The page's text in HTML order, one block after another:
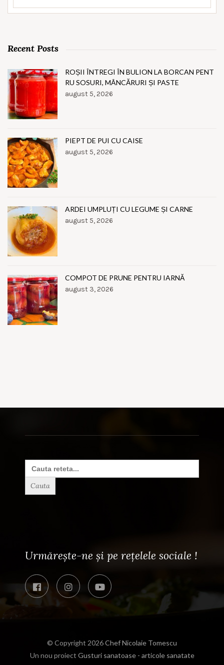
Recent Posts
ROȘII ÎNTREGI ÎN BULION LA BORCAN PENT
RU SOSURI, MÂNCĂRURI ȘI PASTE
august 5, 2026
PIEPT DE PUI CU CAISE
august 5, 2026
ARDEI UMPLUȚI CU LEGUME ȘI CARNE
august 5, 2026
COMPOT DE PRUNE PENTRU IARNĂ
august 3, 2026
Search
for:
Urmărește-ne și pe rețelele sociale !
© Copyright 2026Chef Nicolaie Tomescu
Un nou proiect Gusturi sanatoase - articole sanatate